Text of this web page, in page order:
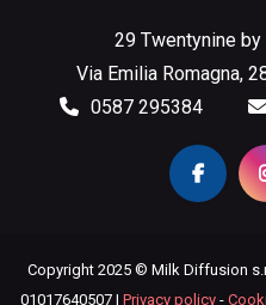
29 Twentynine
Via Emilia Romagna,
0587 295384
Copyright 2025 © Milk Diffusion
01017640507 | Privacy policy -